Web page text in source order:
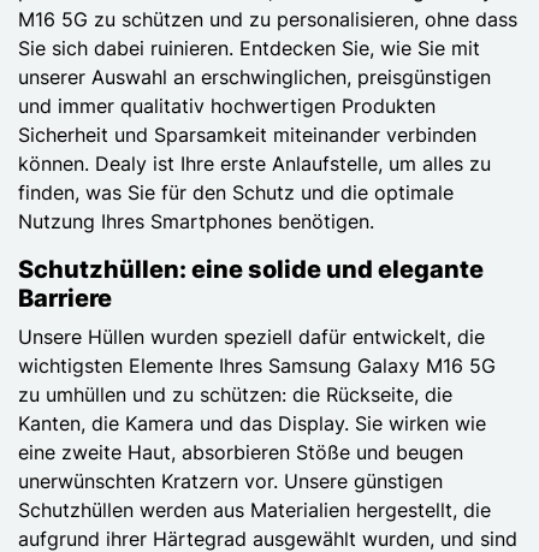
M16 5G zu schützen und zu personalisieren, ohne dass
Sie sich dabei ruinieren. Entdecken Sie, wie Sie mit
unserer Auswahl an erschwinglichen, preisgünstigen
und immer qualitativ hochwertigen Produkten
Sicherheit und Sparsamkeit miteinander verbinden
können. Dealy ist Ihre erste Anlaufstelle, um alles zu
finden, was Sie für den Schutz und die optimale
Nutzung Ihres Smartphones benötigen.
Schutzhüllen: eine solide und elegante
Barriere
Unsere Hüllen wurden speziell dafür entwickelt, die
wichtigsten Elemente Ihres Samsung Galaxy M16 5G
zu umhüllen und zu schützen: die Rückseite, die
Kanten, die Kamera und das Display. Sie wirken wie
eine zweite Haut, absorbieren Stöße und beugen
unerwünschten Kratzern vor. Unsere günstigen
Schutzhüllen werden aus Materialien hergestellt, die
aufgrund ihrer Härtegrad ausgewählt wurden, und sind